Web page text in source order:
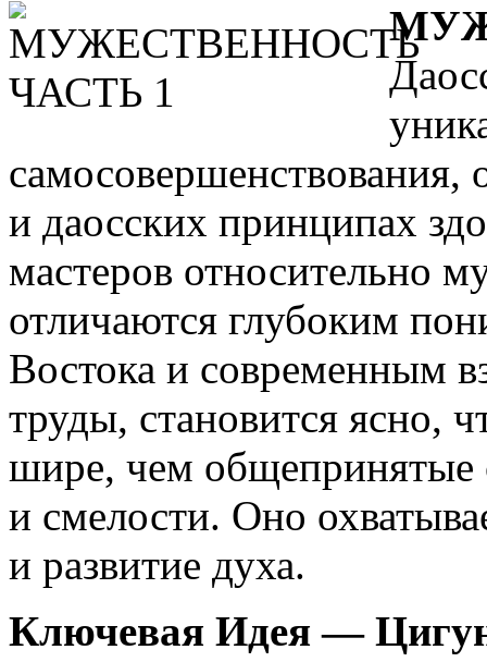
самосовершенствования,
и даосских принципах
мастеров относительно
отличаются глубоким
Востока и современным
труды, становится ясно,
шире, чем общепринятые
и смелости. Оно
и развитие духа.
Ключевая Идея —